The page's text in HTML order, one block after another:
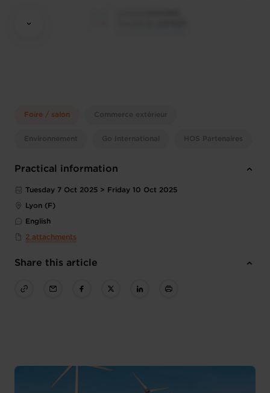
Foire / salon Commerce extérieur
Environnement Go International HOS Partenaires
Practical information
Tuesday 7 Oct 2025 > Friday 10 Oct 2025
Lyon (F)
English
2 attachments
Share this article